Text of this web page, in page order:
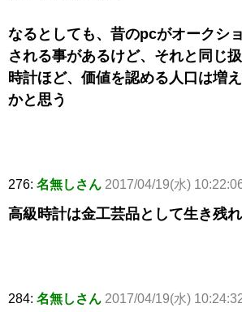
なるとしても、昔のpcがオークシ
される事があるけど、それと同じ
時計ほど、価値を認める人口は増
かと思う
276: 名無しさん 2017/04/19(水)
高級時計は金工芸品として生き残れ
284: 名無しさん 2017/04/19(水)